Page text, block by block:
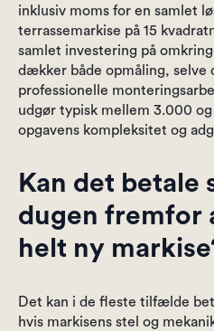
inklusiv moms for en samlet
terrassemarkise på 15
samlet investering på
dækker både opmåling, selve
professionelle
udgør typisk mellem 3.000
opgavens kompleksitet og
Kan det betale
dugen fremfor
helt ny
Det kan i de fleste tilfælde
hvis markisens stel og